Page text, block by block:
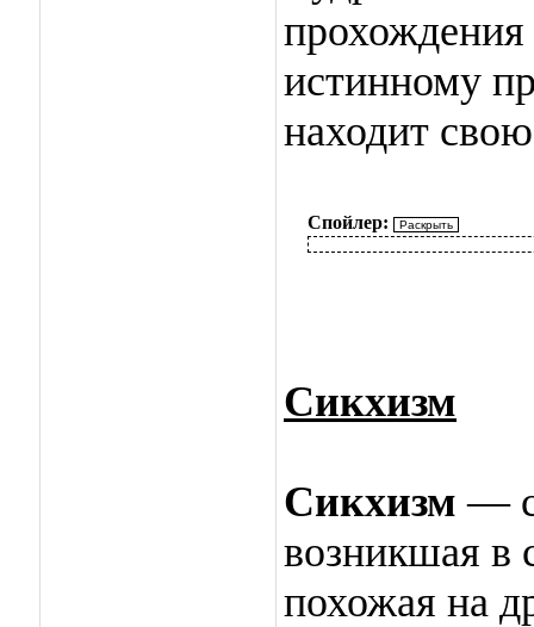
истинному
находит
Спойлер:
Сикхизм
Сикхизм —
возникшая в
похожая на